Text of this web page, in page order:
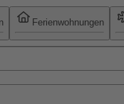
Ferienwohnungen